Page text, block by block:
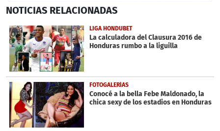
seconds
1
minute,
30
seconds
NOTICIAS RELACIONADAS
LIGA HONDUBET
La calculadora del Clausura 2016 de
Honduras rumbo a la liguilla
FOTOGALERÍAS
Conocé a la bella Febe Maldonado, la
chica sexy de los estadios en Honduras